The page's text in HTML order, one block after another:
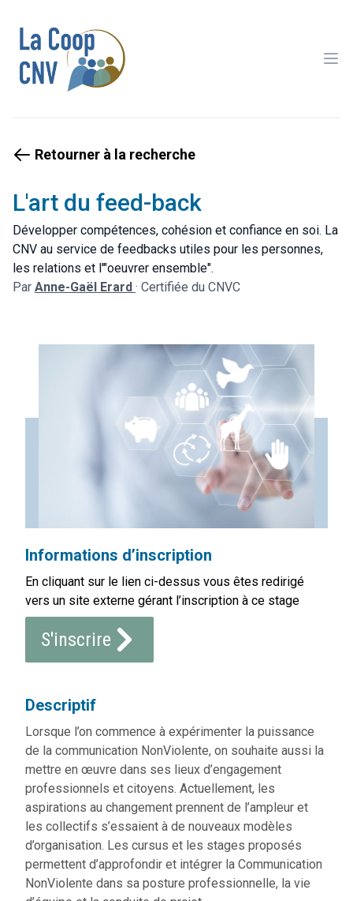
Retourner à la recherche
L'art du feed-back
Développer compétences, cohésion et confiance en soi. La
CNV au service de feedbacks utiles pour les personnes,
les relations et l'"oeuvrer ensemble".
Par Anne-Gaël Erard · Certifiée du CNVC
Informations d’inscription
En cliquant sur le lien ci-dessus vous êtes redirigé
vers un site externe gérant l’inscription à ce stage
S'inscrire
Descriptif
Lorsque l’on commence à expérimenter la puissance
de la communication NonViolente, on souhaite aussi la
mettre en œuvre dans ses lieux d’engagement
professionnels et citoyens. Actuellement, les
aspirations au changement prennent de l’ampleur et
les collectifs s’essaient à de nouveaux modèles
d’organisation. Les cursus et les stages proposés
permettent d’approfondir et intégrer la Communication
NonViolente dans sa posture professionnelle, la vie